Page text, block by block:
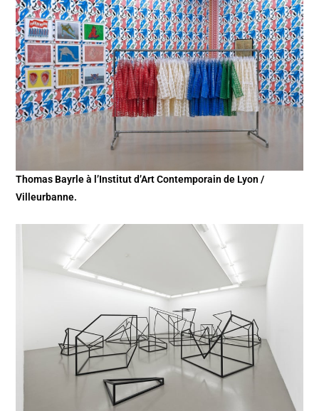
Thomas Bayrle à l’Institut d’Art Contemporain de Lyon /
Villeurbanne.